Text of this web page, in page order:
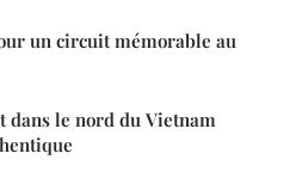
un circuit mémorable au
le nord du Vietnam